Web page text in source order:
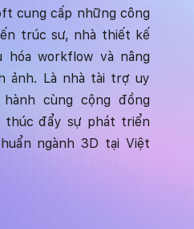
cung cấp những công
trúc sư, nhà thiết kế
workflow và nâng
ảnh. Là nhà tài trợ uy
cùng cộng đồng
thúc đẩy sự phát triển
ngành 3D tại Việt